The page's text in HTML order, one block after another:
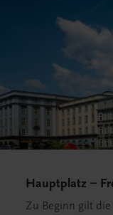
Hauptplatz –
Zu Beginn gilt